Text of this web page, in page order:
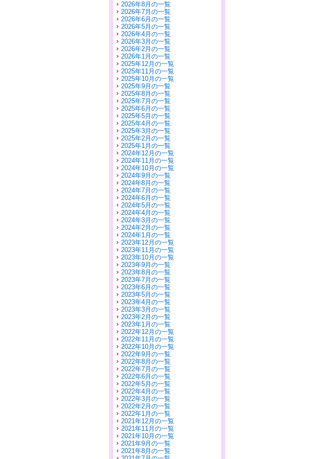
2026年8月の一覧
2026年7月の一覧
2026年6月の一覧
2026年5月の一覧
2026年4月の一覧
2026年3月の一覧
2026年2月の一覧
2026年1月の一覧
2025年12月の一覧
2025年11月の一覧
2025年10月の一覧
2025年9月の一覧
2025年8月の一覧
2025年7月の一覧
2025年6月の一覧
2025年5月の一覧
2025年4月の一覧
2025年3月の一覧
2025年2月の一覧
2025年1月の一覧
2024年12月の一覧
2024年11月の一覧
2024年10月の一覧
2024年9月の一覧
2024年8月の一覧
2024年7月の一覧
2024年6月の一覧
2024年5月の一覧
2024年4月の一覧
2024年3月の一覧
2024年2月の一覧
2024年1月の一覧
2023年12月の一覧
2023年11月の一覧
2023年10月の一覧
2023年9月の一覧
2023年8月の一覧
2023年7月の一覧
2023年6月の一覧
2023年5月の一覧
2023年4月の一覧
2023年3月の一覧
2023年2月の一覧
2023年1月の一覧
2022年12月の一覧
2022年11月の一覧
2022年10月の一覧
2022年9月の一覧
2022年8月の一覧
2022年7月の一覧
2022年6月の一覧
2022年5月の一覧
2022年4月の一覧
2022年3月の一覧
2022年2月の一覧
2022年1月の一覧
2021年12月の一覧
2021年11月の一覧
2021年10月の一覧
2021年9月の一覧
2021年8月の一覧